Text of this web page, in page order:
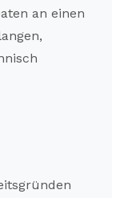
an einen